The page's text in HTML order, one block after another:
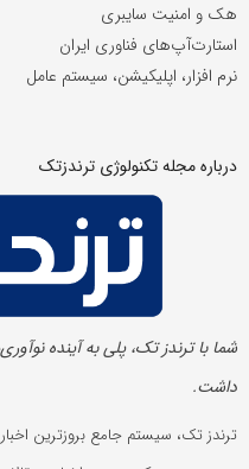
هک و امنیت سایبری
استارت‌آپ‌های فناوری ایران
نرم افزار، اپلیکیشن، سیستم عامل
درباره مجله تکنولوژی ترندزتک
شما با ترندز تک، پلی به آینده‌
داشت.